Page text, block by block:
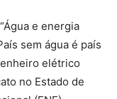
“Água e energia
sem água é país
elétrico
no Estado de